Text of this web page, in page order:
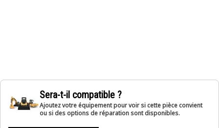
Sera-t-il compatible ?
Ajoutez votre équipement pour voir si cette pièce convient
ou si des options de réparation sont disponibles.